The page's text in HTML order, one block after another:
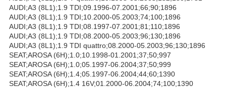
AUDI;A3 (8L1);1.9 TDI;09.1996-07.2001;66;90;1896
AUDI;A3 (8L1);1.9 TDI;10.2000-05.2003;74;100;1896
AUDI;A3 (8L1);1.9 TDI;08.1997-07.2001;81;110;1896
AUDI;A3 (8L1);1.9 TDI;08.2000-05.2003;96;130;1896
AUDI;A3 (8L1);1.9 TDI quattro;08.2000-05.2003;96;130;1896
SEAT;AROSA (6H);1.0;10.1998-01.2001;37;50;997
SEAT;AROSA (6H);1.0;05.1997-06.2004;37;50;999
SEAT;AROSA (6H);1.4;05.1997-06.2004;44;60;1390
SEAT;AROSA (6H);1.4 16V;01.2000-06.2004;74;100;1390